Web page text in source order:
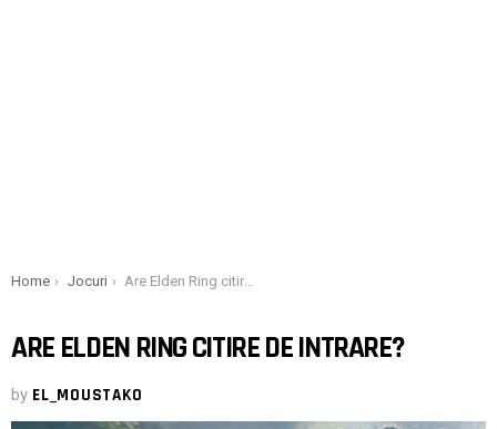
You are here:
Home Jocuri Are Elden Ring citire de intrare?
ARE ELDEN RING CITIRE DE INTRARE?
by EL_MOUSTAKO